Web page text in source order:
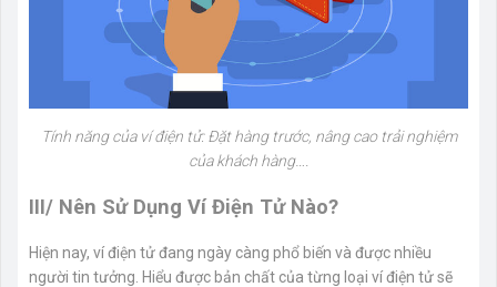
Tính năng của ví điện tử: Đặt hàng trước, nâng cao trải nghiệm
của khách hàng….
III/ Nên Sử Dụng Ví Điện Tử Nào?
Hiện nay, ví điện tử đang ngày càng phổ biến và được nhiều
người tin tưởng. Hiểu được bản chất của từng loại ví điện tử sẽ